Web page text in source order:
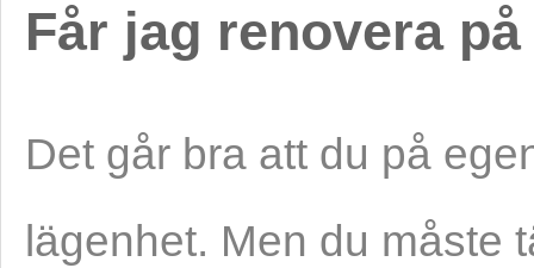
Får jag renovera
Det går bra att du på
lägenhet. Men du måste